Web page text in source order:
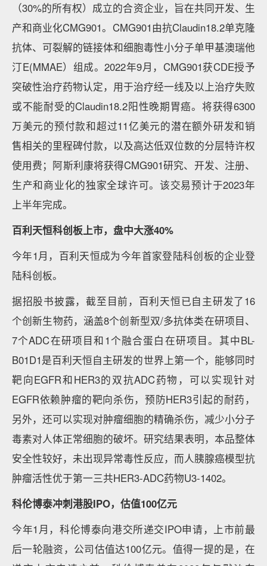
（30%的所有权）成立的合资企业，旨在共同开发、生
产和商业化CMG901。CMG901由抗Claudin18.2单克隆
抗体、可裂解的链接体和细胞毒性小分子单甲基澳瑞他
汀E(MMAE）组成。2022年9月，CMG901获CDE授予
突破性治疗药物认定，用于治疗经一线及以上治疗失败
或不能耐受的Claudin18.2阳性晚期胃癌。将获得6300
万美元的预付款和超过11亿美元的潜在额外研发和销
售相关的里程碑付款，以及高达低双位数的分层特许权
使用费；阿斯利康将获得CMG901研究、开发、注册、
生产和商业化的独家全球许可。该交易预计于2023年
上半年完成。
百利天恒科创板上市，盘中大涨40%
今年1月，百利天恒成为今年首家登陆科创板的企业登
陆科创板。
据招股书披露，截至目前，百利天恒已自主研发了16
个创新生物药，涵盖8个创新型双/多抗体类在研项目、
7个ADC在研项目和1个融合蛋白在研项目。其中BL-
B01D1是百利天恒自主研发的世界上第一个，能够同时
靶向EGFR和HER3的双抗ADC药物，可以实现针对
EGFR依赖肿瘤的靶向杀伤，预防HER3引起的耐药，
另外，还可以实现对肿瘤细胞的精确杀伤，减少小分子
毒素对人体正常细胞的破坏。研究结果表明，本品整体
安全性较好，未出现异常毒性反应，而人胰腺癌模型抗
肿瘤活性优于第一三共HER3-ADC药物U3-1402。
科伦博泰冲刺港股IPO，估值100亿元
今年1月，科伦博泰向港交所递交IPO申请，上市前最
后一轮融资，公司估值达100亿元。值得一提的是，在